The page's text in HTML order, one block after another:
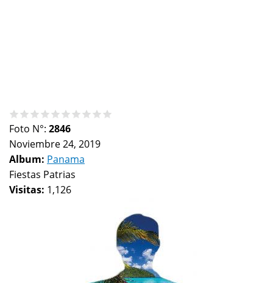
Foto N°: 2846
Noviembre 24, 2019
Album: Panama
Fiestas Patrias
Visitas: 1,126